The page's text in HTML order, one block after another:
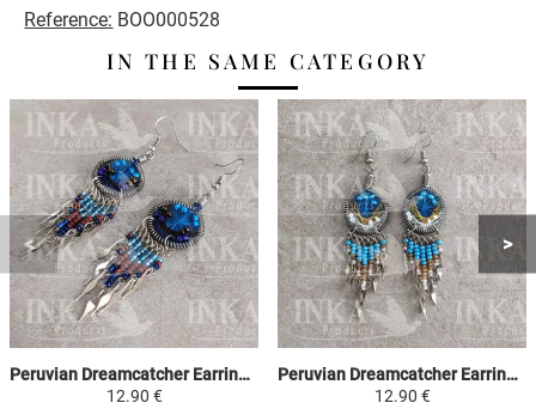
Reference: BOO000528
IN THE SAME CATEGORY
Peruvian Dreamcatcher Earrings - Sky Blue, Brown & Purple
12.90 €
Peruvian Dreamcatcher Earrings - Sky Blue, Yellow & White
12.90 €